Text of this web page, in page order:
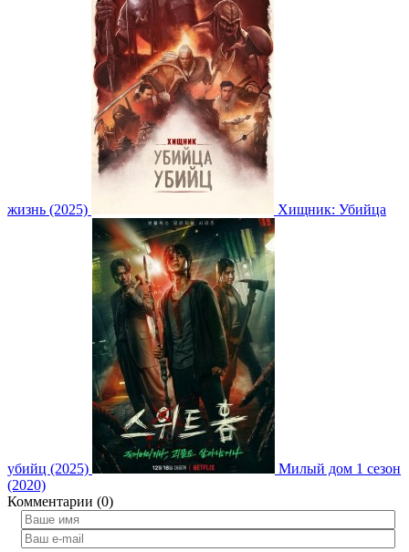
жизнь (2025) Хищник: Убийца
убийц (2025)
Милый дом 1 сезон
(2020)
Комментарии (0)